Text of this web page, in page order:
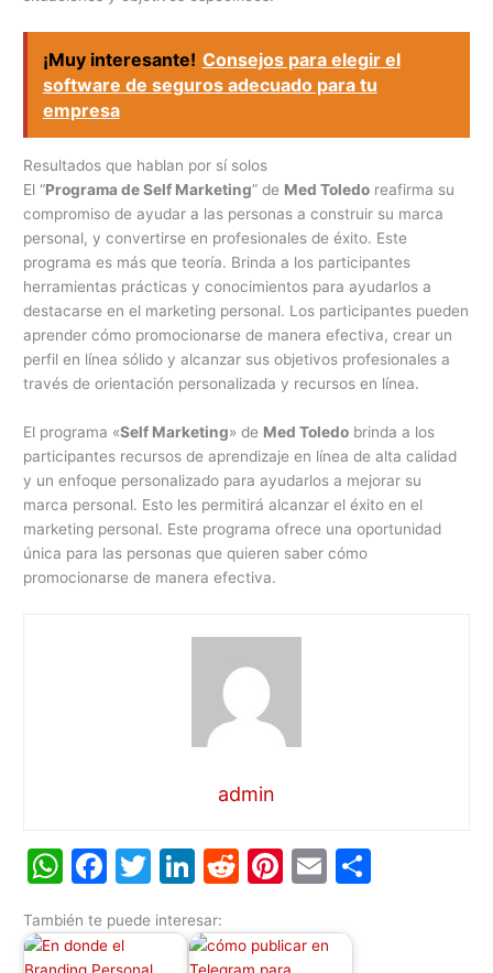
¡Muy interesante! Consejos para elegir el
software de seguros adecuado para tu
empresa
Resultados que hablan por sí solos
El “Programa de Self Marketing” de Med Toledo reafirma su
compromiso de ayudar a las personas a construir su marca
personal, y convertirse en profesionales de éxito. Este
programa es más que teoría. Brinda a los participantes
herramientas prácticas y conocimientos para ayudarlos a
destacarse en el marketing personal. Los participantes pueden
aprender cómo promocionarse de manera efectiva, crear un
perfil en línea sólido y alcanzar sus objetivos profesionales a
través de orientación personalizada y recursos en línea.
El programa «Self Marketing» de Med Toledo brinda a los
participantes recursos de aprendizaje en línea de alta calidad
y un enfoque personalizado para ayudarlos a mejorar su
marca personal. Esto les permitirá alcanzar el éxito en el
marketing personal. Este programa ofrece una oportunidad
única para las personas que quieren saber cómo
promocionarse de manera efectiva.
admin
W
at
F
c
T
itt
Li
k
R
d
Pi
er
E
ai
También te puede interesar: